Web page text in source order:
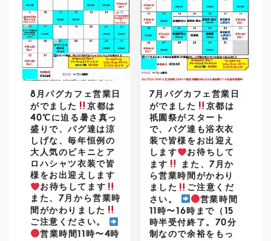
8月パグカフェ営業日
がでました
京都は
40℃に迫る暑さ真っ
盛りで、パグ達は涼
しげな、毎年恒例の
大人気のビキニとア
ロハシャツ衣装で皆
様をお出迎えします
お待ちしてます
また、7月から営業時
間がかわりました
ご注意ください。
営業時間11時〜4時
7月パグカフェ営業日
がでました
京都は
祇園祭がスタート
で、パグ達も浴衣衣
装で皆様をお出迎え
します
お待ちして
ます
また、7月か
ら営業時間がかわり
ました
ご注意くだ
さい。
営業時間
11時〜16時まで（15
時半受付終了。70分
制なので余裕をもっ